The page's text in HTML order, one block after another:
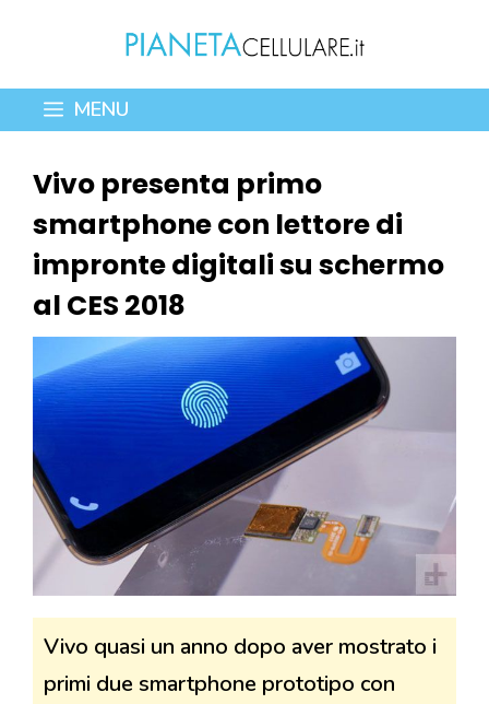
contenuto
MENU
Vivo presenta primo
smartphone con lettore di
impronte digitali su schermo
al CES 2018
Vivo quasi un anno dopo aver mostrato i
primi due smartphone prototipo con